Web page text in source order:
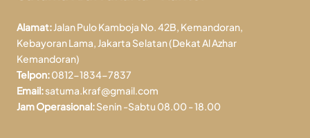
Alamat:Jalan Pulo Kamboja No. 42B, Kemandoran,
Kebayoran Lama, Jakarta Selatan (Dekat Al Azhar
Kemandoran)
Telpon:0812-1834-7837
Email:satuma.kraf@gmail.com
Jam Operasional:Senin -Sabtu 08.00 - 18.00